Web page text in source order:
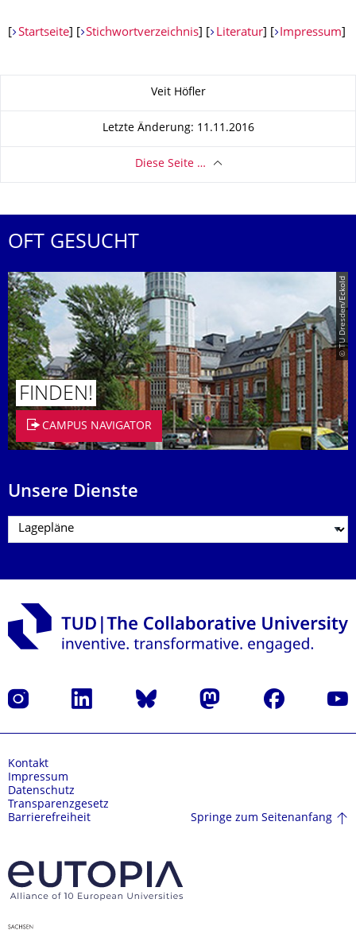
Startseite] [ Stichwortverzeichnis Literatur] [ Impressum
Veit Höfler
Letzte Änderung: 11.11.2016
Diese Seite …
OFT GESUCHT
© TU Dresden/Eckold
FINDEN!
CAMPUS NAVIGATOR
Unsere Dienste
Instagram LinkedIn Bluesky Mastodon Facebook
Kontakt
Impressum
Datenschutz
Transparenzgesetz
Barrierefreiheit
Springe zum Seitenanfang